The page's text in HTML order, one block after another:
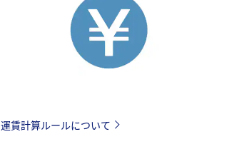
運賃計算ルールについて